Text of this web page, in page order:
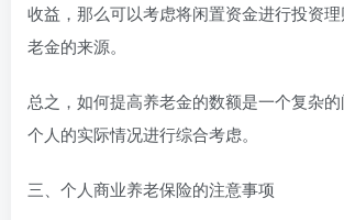
收益，那么可以考虑将闲置资金进行投资
老金的来源。
总之，如何提高养老金的数额是一个复杂
个人的实际情况进行综合考虑。
三、个人商业养老保险的注意事项